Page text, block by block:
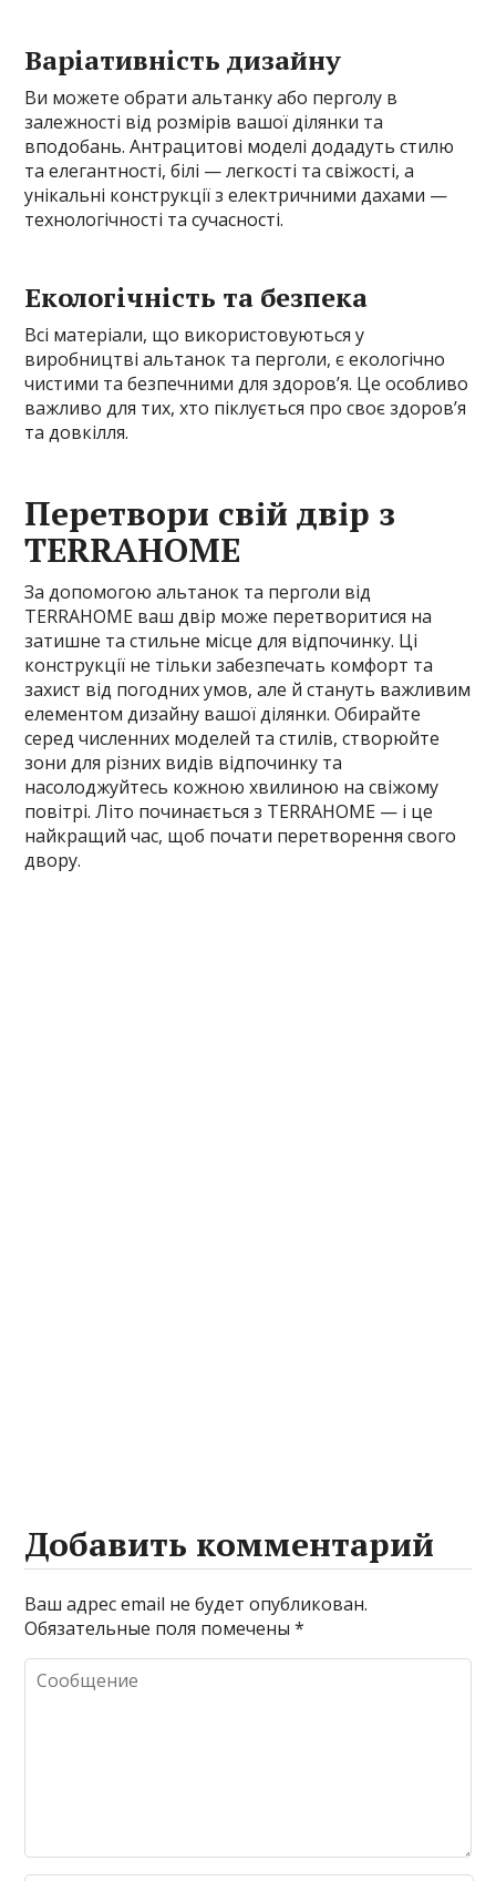
Варіативність дизайну
Ви можете обрати альтанку або перголу в
залежності від розмірів вашої ділянки та
вподобань. Антрацитові моделі додадуть стилю
та елегантності, білі — легкості та свіжості, а
унікальні конструкції з електричними дахами —
технологічності та сучасності.
Екологічність та безпека
Всі матеріали, що використовуються у
виробництві альтанок та перголи, є екологічно
чистими та безпечними для здоров’я. Це особливо
важливо для тих, хто піклується про своє здоров’я
та довкілля.
Перетвори свій двір з
TERRAHOME
За допомогою альтанок та перголи від
TERRAHOME ваш двір може перетворитися на
затишне та стильне місце для відпочинку. Ці
конструкції не тільки забезпечать комфорт та
захист від погодних умов, але й стануть важливим
елементом дизайну вашої ділянки. Обирайте
серед численних моделей та стилів, створюйте
зони для різних видів відпочинку та
насолоджуйтесь кожною хвилиною на свіжому
повітрі. Літо починається з TERRAHOME — і це
найкращий час, щоб почати перетворення свого
двору.
Добавить комментарий
Ваш адрес email не будет опубликован.
Обязательные поля помечены*